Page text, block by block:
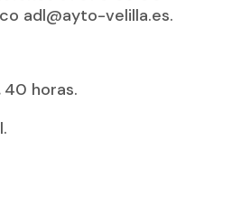
adl@ayto-velilla.es.
40 horas.